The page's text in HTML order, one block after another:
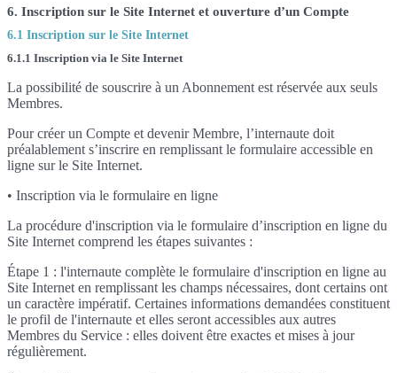
6. Inscription sur le Site Internet et ouverture d’un Compte
6.1 Inscription sur le Site Internet
6.1.1 Inscription via le Site Internet
La possibilité de souscrire à un Abonnement est réservée aux seuls
Membres.
Pour créer un Compte et devenir Membre, l’internaute doit
préalablement s’inscrire en remplissant le formulaire accessible en
ligne sur le Site Internet.
• Inscription via le formulaire en ligne
La procédure d'inscription via le formulaire d’inscription en ligne du
Site Internet comprend les étapes suivantes :
Étape 1 : l'internaute complète le formulaire d'inscription en ligne au
Site Internet en remplissant les champs nécessaires, dont certains ont
un caractère impératif. Certaines informations demandées constituent
le profil de l'internaute et elles seront accessibles aux autres
Membres du Service : elles doivent être exactes et mises à jour
régulièrement.